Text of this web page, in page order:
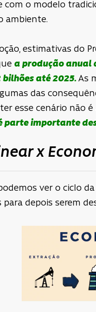
com o modelo
ambiente.
estimativas do
a produção anual
até 2025. As
das
esse cenário não
parte importante
x
ver o ciclo
depois serem